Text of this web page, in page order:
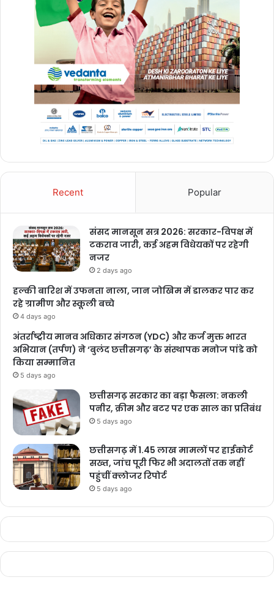
Recent Popular
संसद मानसून सत्र 2026: सरकार-विपक्ष में
टकराव जारी, कई अहम विधेयकों पर रहेगी
नजर
2 days ago
हल्की बारिश में उफनता नाला, जान जोखिम में डालकर पार कर
रहे ग्रामीण और स्कूली बच्चे
4 days ago
अंतर्राष्ट्रीय मानव अधिकार संगठन (YDC) और कर्ज मुक्त भारत
अभियान (तर्पण) ने ‘बुलंद छत्तीसगढ़’ के संस्थापक मनोज पांडे को
किया सम्मानित
5 days ago
छत्तीसगढ़ सरकार का बड़ा फैसला: नकली
पनीर, क्रीम और बटर पर एक साल का प्रतिबंध
5 days ago
छत्तीसगढ़ में 1.45 लाख मामलों पर हाईकोर्ट
सख्त, जांच पूरी फिर भी अदालतों तक नहीं
पहुंचीं क्लोजर रिपोर्ट
5 days ago